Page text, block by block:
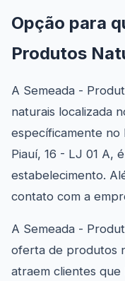
Opção para
Produtos
A Semeada -
naturais localizada
específicamente no
Piauí, 16 - LJ 01 A,
estabelecimento.
contato com a
A Semeada -
oferta de produtos
atraem clientes que